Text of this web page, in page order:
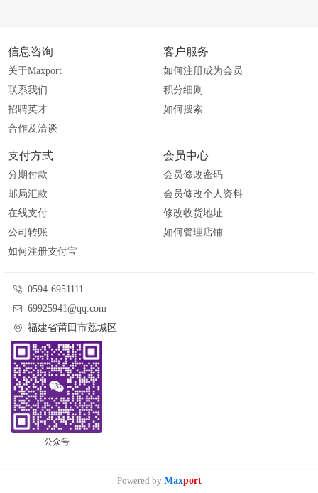
信息咨询
关于Maxport
联系我们
招聘英才
合作及洽谈
客户服务
如何注册成为会员
积分细则
如何搜索
支付方式
分期付款
邮局汇款
在线支付
公司转账
如何注册支付宝
会员中心
会员修改密码
会员修改个人资料
修改收货地址
如何管理店铺
0594-6951111
69925941@qq.com
福建省莆田市荔城区
公众号
Powered by Maxport